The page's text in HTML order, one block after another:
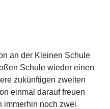
an der Kleinen Schule
Schule wieder einen
zukünftigen zweiten
einmal darauf freuen
immerhin noch zwei